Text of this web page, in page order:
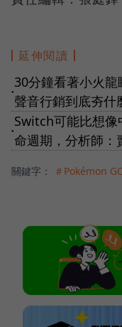
延伸閱讀
●
30分鐘看著小火龍
聲音行銷到底夯什
●
Switch可能比想像
命週期，分析師：
關鍵字： ＃Pokémon